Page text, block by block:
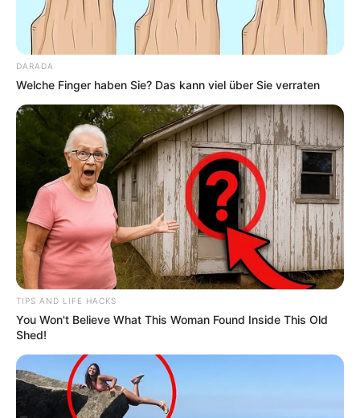
DARADA
Welche Finger haben Sie? Das kann viel über Sie verraten
TIPS AND LIFE HACKS
You Won't Believe What This Woman Found Inside This Old
Shed!